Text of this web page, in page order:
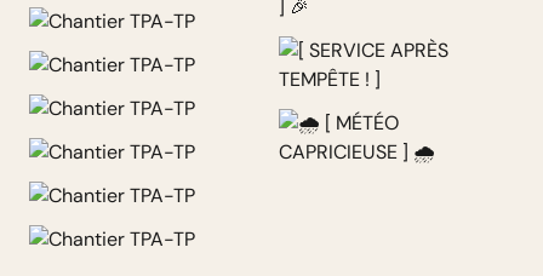
[ GRAVIER D’ORNEMENT ] 🎉
[ SERVICE APRÈS TEMPÊTE ! ]